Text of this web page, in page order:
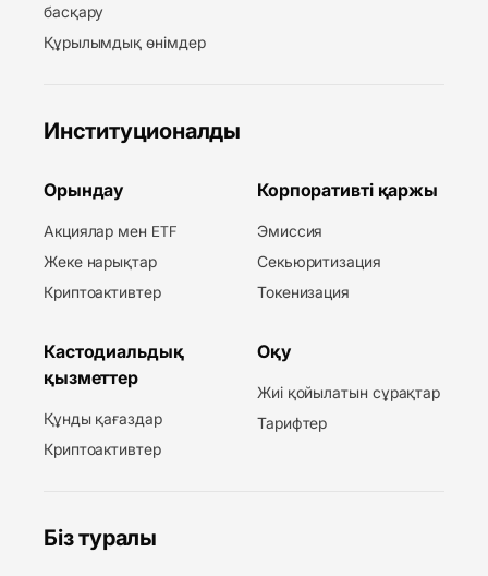
басқару
Құрылымдық өнімдер
Институционалды
Орындау
Акциялар мен ETF
Жеке нарықтар
Криптоактивтер
Кастодиальдық
қызметтер
Құнды қағаздар
Криптоактивтер
Корпоративті қаржы
Эмиссия
Секьюритизация
Токенизация
Оқу
Жиі қойылатын сұрақтар
Тарифтер
Біз туралы